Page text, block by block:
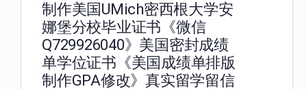
制作美国UMich密西根大学安
娜堡分校毕业证书《微信
Q729926040》美国密封成绩
单学位证书《美国成绩单排版
制作GPA修改》真实留学留信